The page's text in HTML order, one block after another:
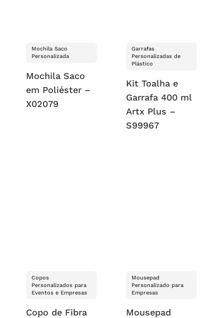
Mochila Saco
Personalizada
Mochila Saco
em Poliéster –
X02079
Garrafas
Personalizadas de
Plástico
Kit Toalha e
Garrafa 400 ml
Artx Plus –
S99967
Copos
Personalizados para
Eventos e Empresas
Copo de Fibra
Mousepad
Personalizado para
Empresas
Mousepad